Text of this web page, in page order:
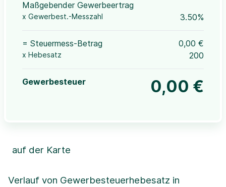
Maßgebender Gewerbeertrag
x Gewerbest.-Messzahl 3.50%
= Steuermess-Betrag 0,00 €
x Hebesatz 200
Gewerbesteuer 0,00 €
Verlauf von Gewerbesteuerhebesatz in
auf der Karte
+
Leaflet|©OpenStreetMap, ©CartoDB,